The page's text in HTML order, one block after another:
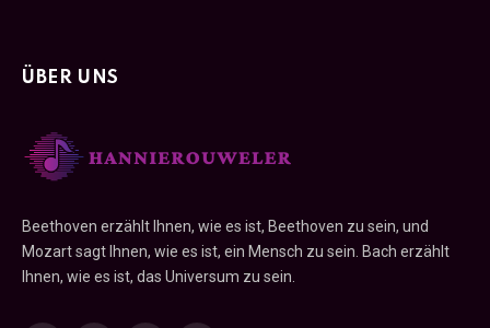
ÜBER UNS
Beethoven erzählt Ihnen, wie es ist, Beethoven zu sein, und
Mozart sagt Ihnen, wie es ist, ein Mensch zu sein. Bach erzählt
Ihnen, wie es ist, das Universum zu sein.